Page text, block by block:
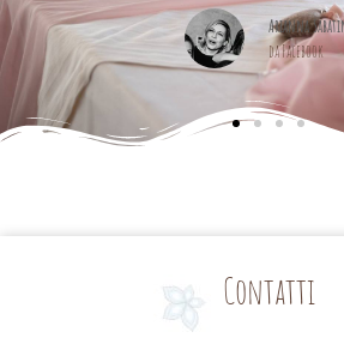
Arianna Sabatini
Contatti